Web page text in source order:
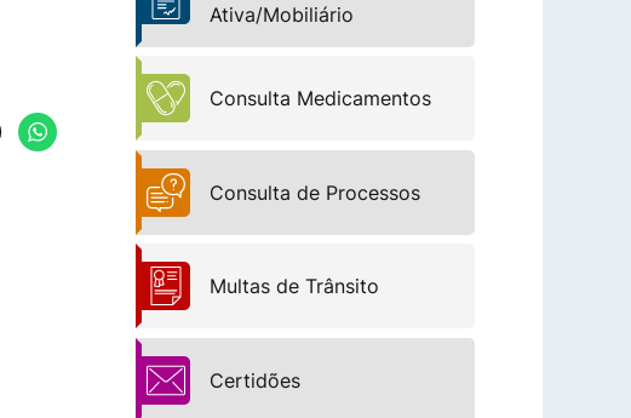
Ativa/Mobiliário
Consulta Medicamentos
Consulta de Processos
Multas de Trânsito
Certidões